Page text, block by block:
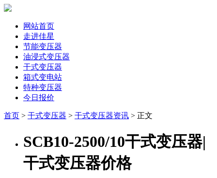
网站首页
走进佳星
节能变压器
油浸式变压器
干式变压器
箱式变电站
特种变压器
今日报价
首页 > 干式变压器 > 干式变压器资讯 > 正文
SCB10-2500/10干式变压器|
干式变压器价格